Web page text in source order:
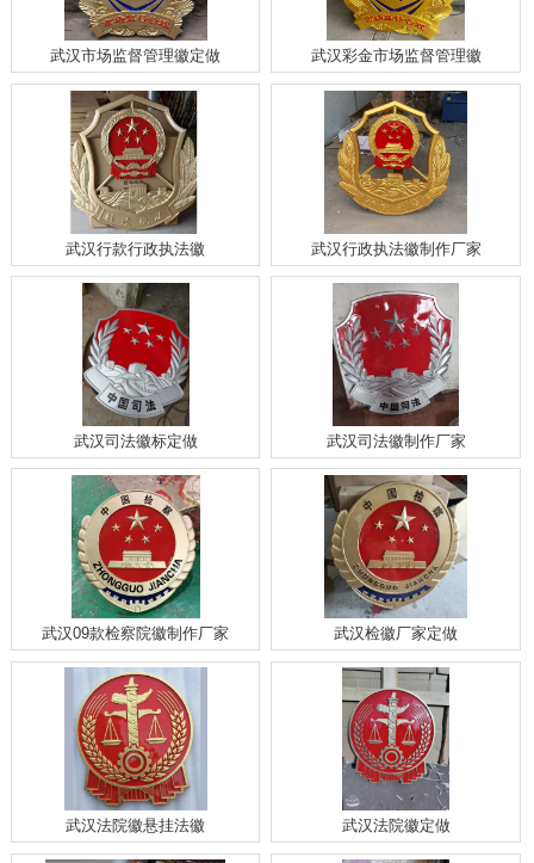
武汉市场监督管理徽定做 武汉彩金市场监督管理徽
武汉行款行政执法徽 武汉行政执法徽制作厂家
武汉司法徽标定做 武汉司法徽制作厂家
武汉09款检察院徽制作厂家 武汉检徽厂家定做
武汉法院徽悬挂法徽 武汉法院徽定做